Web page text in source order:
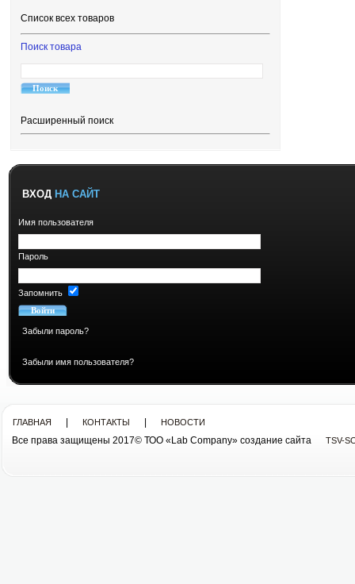
Список всех товаров
Поиск товара
Расширенный поиск
ВХОД НА САЙТ
Имя пользователя
Пароль
Запомнить
Забыли пароль?
Забыли имя пользователя?
ГЛАВНАЯ КОНТАКТЫ НОВОСТИ
Все права защищены 2017© ТОО «Lab Company» cоздание сайта TSV-